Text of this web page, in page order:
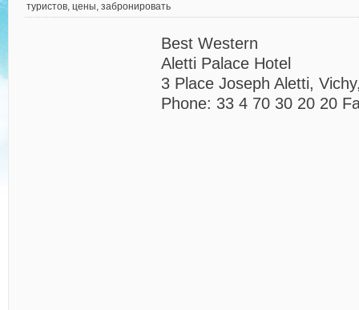
туристов, цены, забронировать
Best Western
Aletti Palace Hotel
3 Place Joseph Aletti,
Phone: 33 4 70 30 20 20